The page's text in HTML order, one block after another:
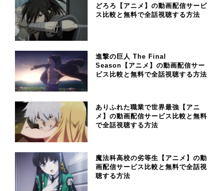
どろろ【アニメ】の動画配信サービ
ス比較と無料で全話視聴する方法
進撃の巨人 The Final
Season【アニメ】の動画配信サー
ビス比較と無料で全話視聴する方法
ありふれた職業で世界最強【アニ
メ】の動画配信サービス比較と無料
で全話視聴する方法
魔法科高校の劣等生【アニメ】の動
画配信サービス比較と無料で全話視
聴する方法